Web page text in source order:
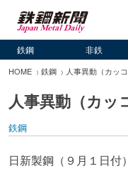
鉄鋼 非鉄
HOME 鉄鋼 人事異動（カッ
人事異動（カッ
鉄鋼
日新製鋼（９月１日